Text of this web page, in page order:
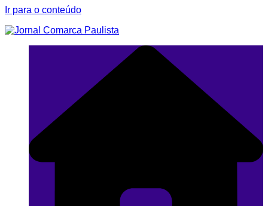
Ir para o conteúdo